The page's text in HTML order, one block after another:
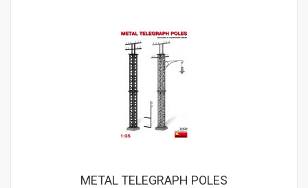
METAL TELEGRAPH POLES